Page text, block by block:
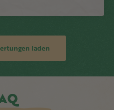
laden